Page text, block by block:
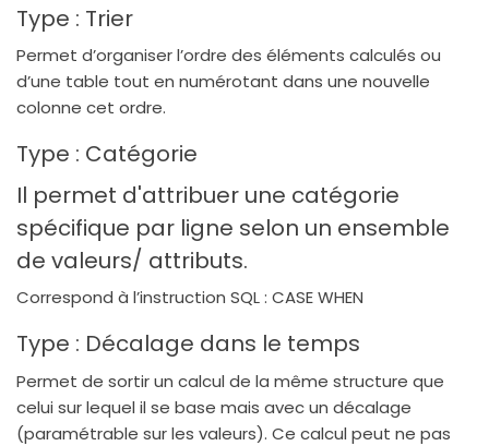
Type : Trier
Permet d’organiser l’ordre des éléments calculés ou
d’une table tout en numérotant dans une nouvelle
colonne cet ordre.
Type : Catégorie
Il permet d'attribuer une catégorie
spécifique par ligne selon un ensemble
de valeurs/ attributs.
Correspond à l’instruction SQL : CASE WHEN
Type : Décalage dans le temps
Permet de sortir un calcul de la même structure que
celui sur lequel il se base mais avec un décalage
(paramétrable sur les valeurs). Ce calcul peut ne pas